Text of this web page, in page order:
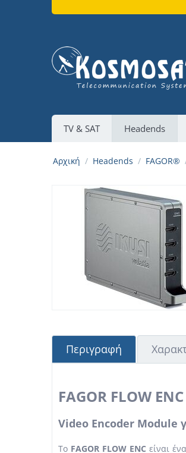
TV & SAT Headends
Αρχική / Headends / FAGOR®
Περιγραφή
FAGOR FLOW ENC
Video Encoder Module
Το FAGOR FLOW ENC είναι